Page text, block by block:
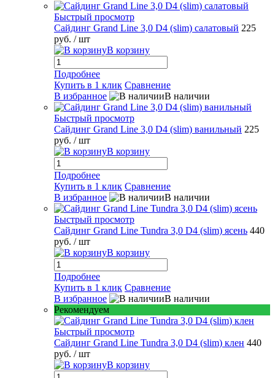
Быстрый просмотр
Сайдинг Grand Line 3,0 D4 (slim) салатовый 225
руб. / шт
В корзину
Подробнее
Купить в 1 клик Сравнение
В избранное
В наличии
Быстрый просмотр
Сайдинг Grand Line 3,0 D4 (slim) ванильный 225
руб. / шт
В корзину
Подробнее
Купить в 1 клик Сравнение
В избранное
В наличии
Быстрый просмотр
Сайдинг Grand Line Tundra 3,0 D4 (slim) ясень 440
руб. / шт
В корзину
Подробнее
Купить в 1 клик Сравнение
В избранное
В наличии
Рекомендуем
Быстрый просмотр
Сайдинг Grand Line Tundra 3,0 D4 (slim) клен 440
руб. / шт
В корзину